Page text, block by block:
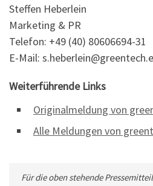
Steffen Heberlein
Marketing & PR
Telefon: +49 (40) 80606694-31
E-Mail:
Weiterführende Links
Originalmeldung von
Alle Meldungen von
Für die oben stehende